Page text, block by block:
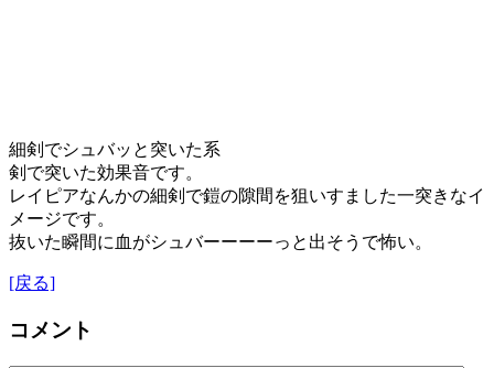
細剣でシュバッと突いた系
剣で突いた効果音です。
レイピアなんかの細剣で鎧の隙間を狙いすました一突きなイ
メージです。
抜いた瞬間に血がシュバーーーーっと出そうで怖い。
[戻る]
コメント